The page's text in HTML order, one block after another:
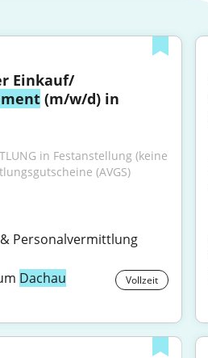
Sachbearbeiter Einkauf/
(m/w/d) in
in Festanstellung (keine
(AVGS)
& Personalvermittlung
Dachau Vollzeit